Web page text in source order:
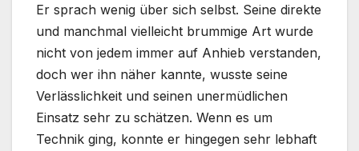
Er sprach wenig über sich selbst. Seine direkte
und manchmal vielleicht brummige Art wurde
nicht von jedem immer auf Anhieb verstanden,
doch wer ihn näher kannte, wusste seine
Verlässlichkeit und seinen unermüdlichen
Einsatz sehr zu schätzen. Wenn es um
Technik ging, konnte er hingegen sehr lebhaft